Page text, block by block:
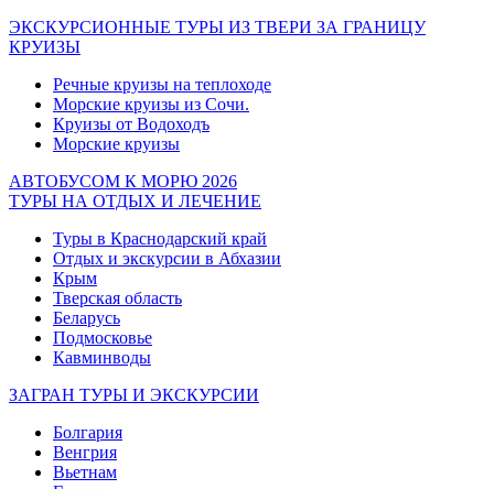
ЭКСКУРСИОННЫЕ ТУРЫ ИЗ ТВЕРИ ЗА ГРАНИЦУ
КРУИЗЫ
Речные круизы на теплоходе
Морские круизы из Сочи.
Круизы от Водоходъ
Морские круизы
АВТОБУСОМ К МОРЮ 2026
ТУРЫ НА ОТДЫХ И ЛЕЧЕНИЕ
Туры в Краснодарский край
Отдых и экскурсии в Абхазии
Крым
Тверская область
Беларусь
Подмосковье
Кавминводы
ЗАГРАН ТУРЫ И ЭКСКУРСИИ
Болгария
Венгрия
Вьетнам